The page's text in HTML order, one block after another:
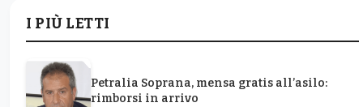
I PIÙ LETTI
Petralia Soprana, mensa gratis all’asilo:
rimborsi in arrivo